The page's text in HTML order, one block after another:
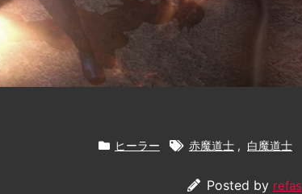
ヒーラー 赤魔道士 , 白魔道士
Posted by refas